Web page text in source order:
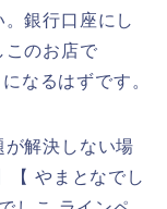
銀行口座にし
このお店で
なるはずです。
解決しない場
【 やまとなでし